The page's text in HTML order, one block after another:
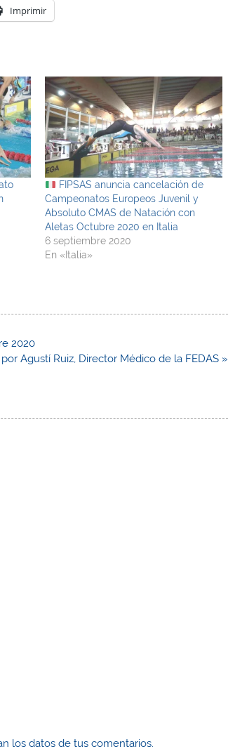
Imprimir
FIPSAS anuncia cancelación de
Campeonatos Europeos Juvenil y
Absoluto CMAS de Natación con
Aletas Octubre 2020 en Italia
6 septiembre 2020
En «Italia»
2020
Agustí Ruiz, Director Médico de la FEDAS »
los datos de tus comentarios.